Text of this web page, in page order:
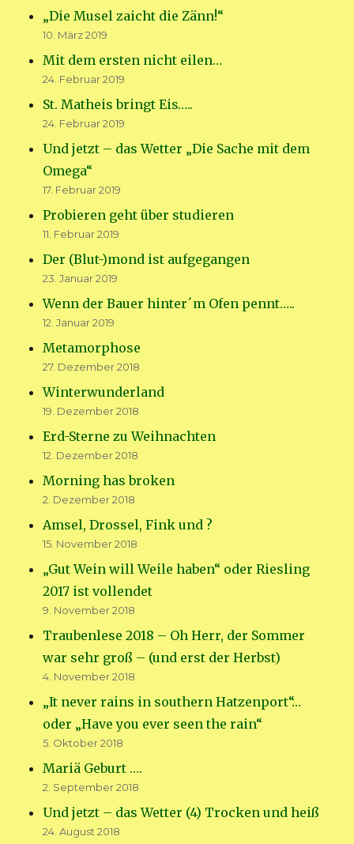
„Die Musel zaicht die Zänn!“
10. März 2019
Mit dem ersten nicht eilen…
24. Februar 2019
St. Matheis bringt Eis…..
24. Februar 2019
Und jetzt – das Wetter „Die Sache mit dem
Omega“
17. Februar 2019
Probieren geht über studieren
11. Februar 2019
Der (Blut-)mond ist aufgegangen
23. Januar 2019
Wenn der Bauer hinter´m Ofen pennt…..
12. Januar 2019
Metamorphose
27. Dezember 2018
Winterwunderland
19. Dezember 2018
Erd-Sterne zu Weihnachten
12. Dezember 2018
Morning has broken
2. Dezember 2018
Amsel, Drossel, Fink und ?
15. November 2018
„Gut Wein will Weile haben“ oder Riesling
2017 ist vollendet
9. November 2018
Traubenlese 2018 – Oh Herr, der Sommer
war sehr groß – (und erst der Herbst)
4. November 2018
„It never rains in southern Hatzenport“…
oder „Have you ever seen the rain“
5. Oktober 2018
Mariä Geburt ….
2. September 2018
Und jetzt – das Wetter (4) Trocken und heiß
24. August 2018